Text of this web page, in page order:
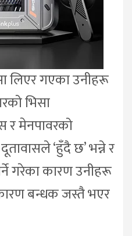
लिएर गएका उनीहरू
भिसा
र मेनपावरको
‘हुँदै छ’ भन्ने र
गरेका कारण उनीहरू
बन्धक जस्तै भएर